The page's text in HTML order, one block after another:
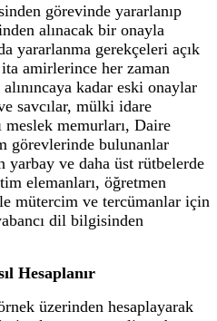
görevinde yararlanıp
alınacak bir onayla
yararlanma gerekçeleri açık
amirlerince her zaman
kadar eski onaylar
savcılar, mülki idare
meslek memurları, Daire
görevlerinde bulunanlar
ve daha üst rütbelerde
elemanları, öğretmen
mütercim ve tercümanlar için
dil bilgisinden
Hesaplanır
üzerinden hesaplayarak